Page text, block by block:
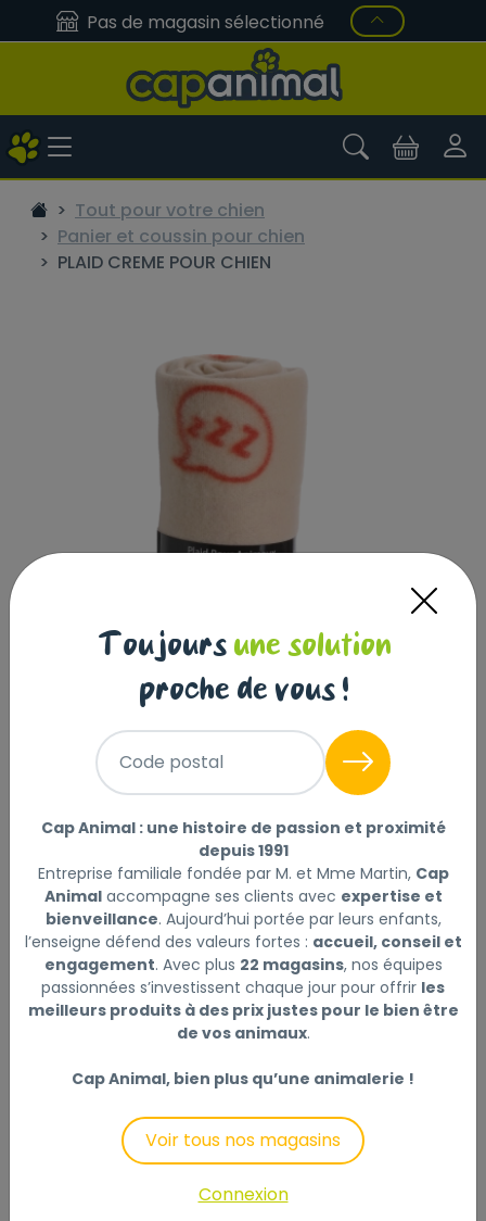
Pas de magasin sélectionné
Tout pour votre chien
Panier et coussin pour chien
PLAID CREME POUR CHIEN
PLAID CREME POUR CHIEN
MON AMI LUKI |Réf : 3700062717539
PLAID CREME POUR CHIENLire la suite
Ce produit n'est plus disponible
DescriptionLaisser un avis
Plaid douillet pour chien, coloris créme.
Toujours une solution
proche de vous !
Code postal
Cap Animal : une histoire de passion et proximité
depuis 1991
Entreprise familiale fondée par M. et Mme Martin, Cap
Animalaccompagne ses clients avec expertise et
bienveillance. Aujourd’hui portée par leurs enfants,
l’enseigne défend des valeurs fortes : accueil, conseil et
engagement. Avec plus 22 magasins, nos équipes
passionnées s’investissent chaque jour pour offrir les
meilleurs produits à des prix justes pour le bien être
de vos animaux.
Cap Animal, bien plus qu’une animalerie !
Voir tous nos magasins
Connexion